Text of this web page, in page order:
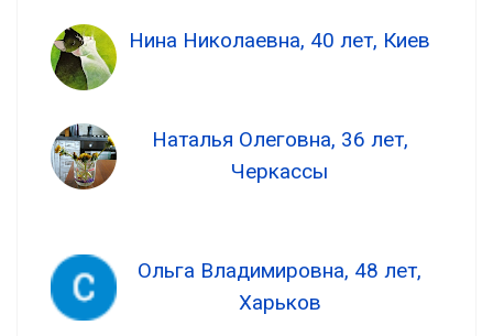
Нина Николаевна, 40 лет, Киев
Наталья Олеговна, 36 лет,
Черкассы
Ольга Владимировна, 48 лет,
Харьков